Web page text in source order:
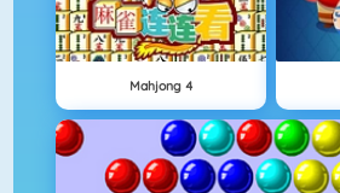
Mahjong 4